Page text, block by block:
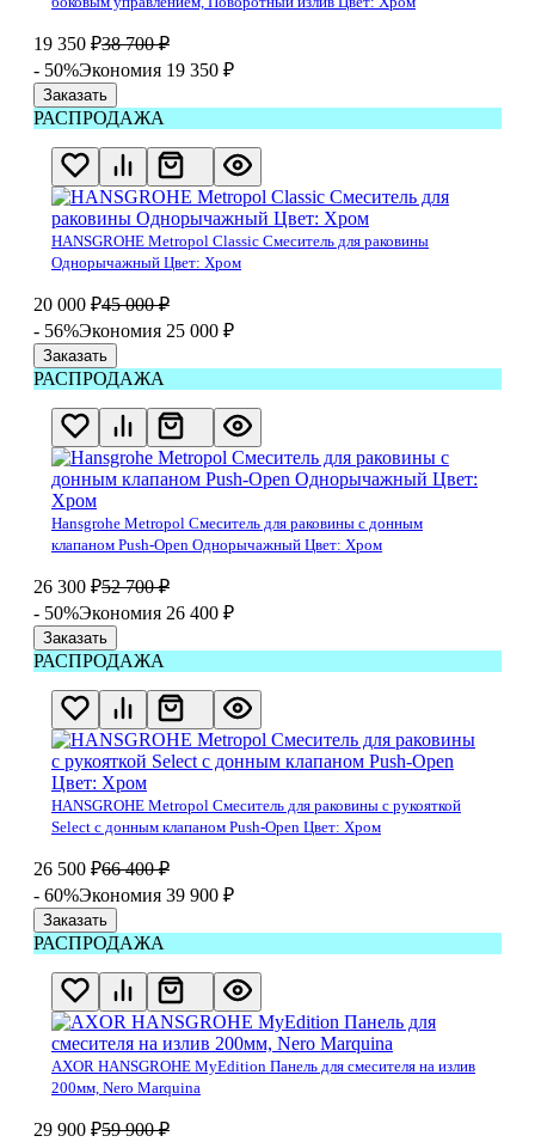
19 350 ₽38 700 ₽
- 50%Экономия 19 350 ₽
Заказать
РАСПРОДАЖА
HANSGROHE Metropol Classic Смеситель для раковины
Однорычажный Цвет: Хром
20 000 ₽45 000 ₽
- 56%Экономия 25 000 ₽
Заказать
РАСПРОДАЖА
Hansgrohe Metropol Смеситель для раковины с донным
клапаном Push-Open Однорычажный Цвет: Хром
26 300 ₽52 700 ₽
- 50%Экономия 26 400 ₽
Заказать
РАСПРОДАЖА
HANSGROHE Metropol Смеситель для раковины с рукояткой
Select с донным клапаном Push-Open Цвет: Хром
26 500 ₽66 400 ₽
- 60%Экономия 39 900 ₽
Заказать
РАСПРОДАЖА
AXOR HANSGROHE MyEdition Панель для смесителя на излив
200мм, Nero Marquina
29 900 ₽59 900 ₽